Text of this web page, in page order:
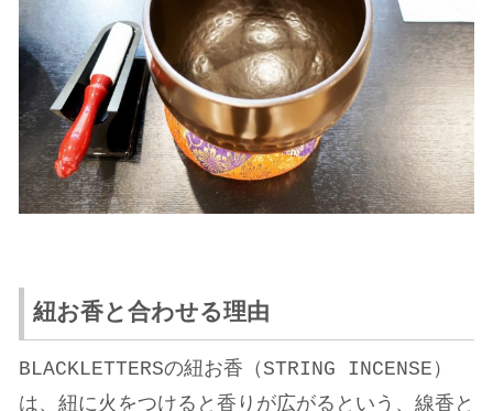
紐お香と合わせる理由
BLACKLETTERSの紐お香（STRING INCENSE）
は、紐に火をつけると香りが広がるという、線香と